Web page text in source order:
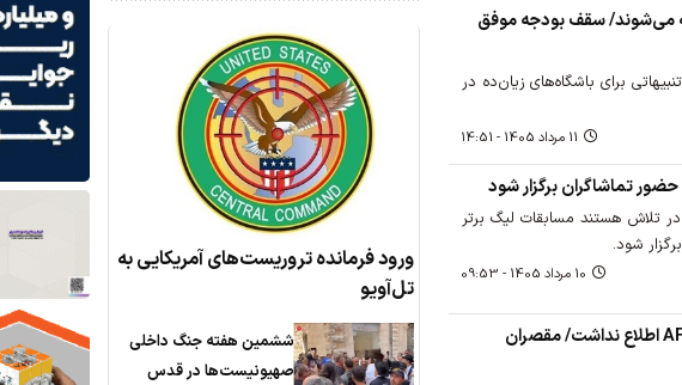
می‌شوند/ سقف بودجه موفق
برای باشگاه‌های زیان‌ده در
11 مرداد 1405 - 14:51
تماشاگران برگزار شود
تلاش هستند مسابقات لیگ برتر
شود.
10 مرداد 1405 - 09:53
علوی: تاج از نامه ممبینی به AFC اطلاع نداشت/ مقصران
ورود فرمانده تروریست‌های آمریکایی به
تل‌آویو
ششمین هفته جنگ داخلی
صهیونیست‌ها در قدس